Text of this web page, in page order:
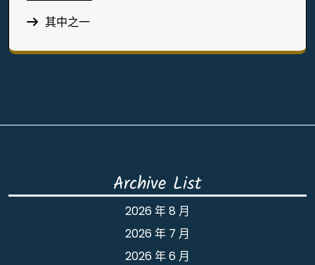
其中之一
Archive List
2026 年 8 月
2026 年 7 月
2026 年 6 月